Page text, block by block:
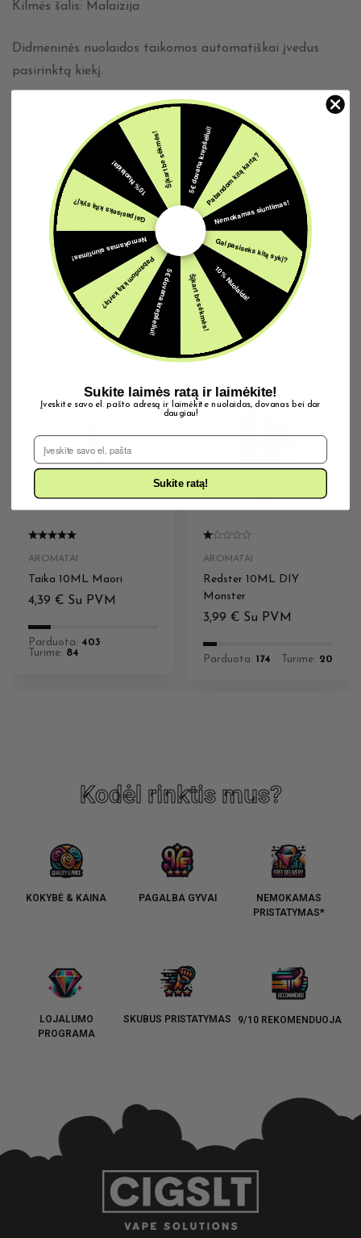
Kilmės šalis: Malaizija
Didmeninės nuolaidos taikomos automatiškai įvedus
pasirinktą kiekį.
Vieno aromato naudojimas griežtai draudžiamas.
Prekių nuotraukos pateikiamos tik iliustraciniams
tikslams. Spalvos, užrašai, parametrai, matmenys, dydžiai,
funkcijos ir (arba) kitos originalių gaminių savybės gali
skirtis nuo realių dėl vizualinių ypatybių, todėl visada
vadovaukitės produkto aprašyme nurodytomis
savybėmis.
Susijusios prekės
AROMATAI
Taika 10ML Maori
4,39 € Su PVM
Parduota: 403
Turime: 84
AROMATAI
Redster 10ML DIY
Monster
3,99 € Su PVM
Parduota: 174 Turime: 20
Kodėl rinktis mus?
KOKYBĖ & KAINA PAGALBA GYVAI
NEMOKAMAS
PRISTATYMAS*
LOJALUMO
PROGRAMA
SKUBUS PRISTATYMAS 9/10 REKOMENDUOJA
5€ dovana krepšeliui!Pabandom kitą kartą?
Nemokamas siuntimas!
Gal pasiseks kitą sykį?
10% Nuolaida!
Šįkart be sėkmės!
5€ dovana krepšeliui!
Pabandom kitą kartą?
Nemokamas siuntimas!
Gal pasiseks kitą sykį?
10% Nuolaida!Šįkart be sėkmės!
Sukite laimės ratą ir laimėkite!
Įveskite savo el. pašto adresą ir laimėkite nuolaidas, dovanas bei dar
daugiau!
El. Pašto adresas
Sukite ratą!